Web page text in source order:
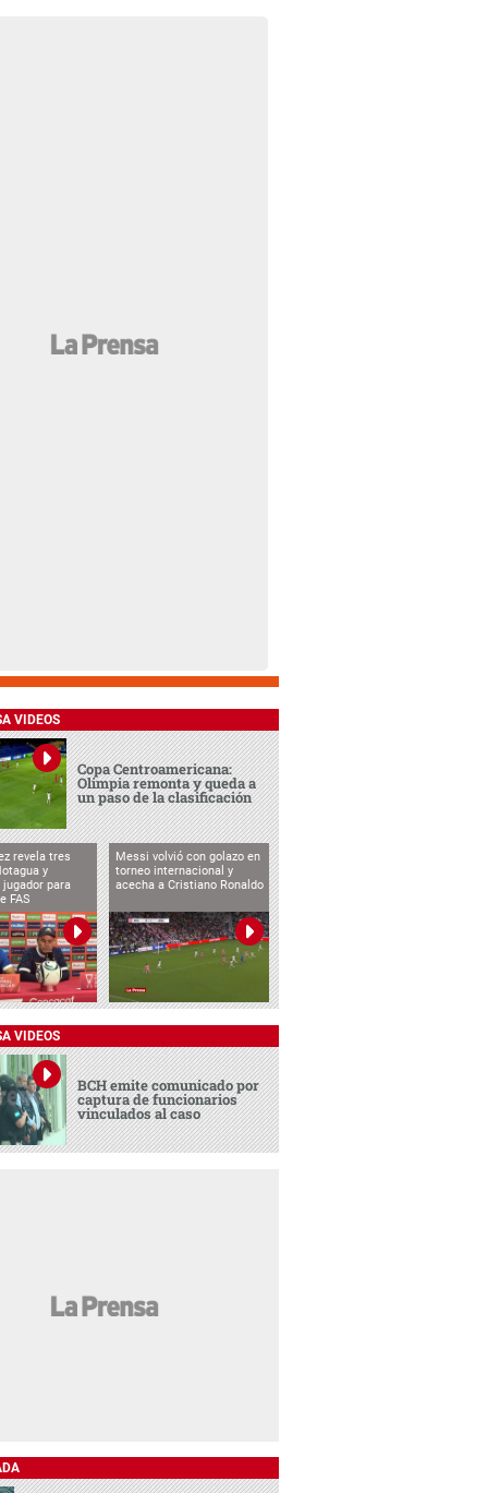
VIDEOS
Copa Centroamericana:
Olimpia remonta y queda a
un paso de la clasificación
revela tres
y
para
FAS
Messi volvió con golazo en
torneo internacional y
acecha a Cristiano Ronaldo
VIDEOS
BCH emite comunicado por
captura de funcionarios
vinculados al caso